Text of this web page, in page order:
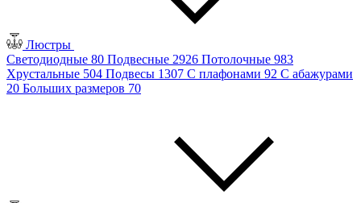
Люстры
Светодиодные 80 Подвесные 2926 Потолочные 983
Хрустальные 504 Подвесы 1307 С плафонами 92 С абажурами
20 Больших размеров 70